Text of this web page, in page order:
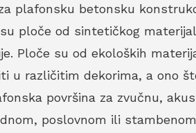
plafonsku betonsku
ploče od sintetičkog
Ploče su od ekoloških
u različitim dekorima, a ono
površina za zvučnu,
poslovnom ili